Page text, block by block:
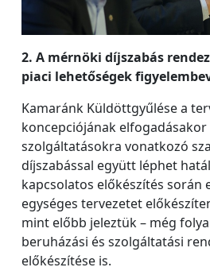
2. A mérnöki díjszabás
piaci lehetőségek
Kamaránk Küldöttgyűlése a
koncepciójának
szolgáltatásokra vonatkozó
díjszabással együtt léphet
kapcsolatos előkészítés során
egységes tervezetet
mint előbb jeleztük – még
beruházási és szolgáltatási
előkészítése is.